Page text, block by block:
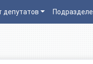
депутатов